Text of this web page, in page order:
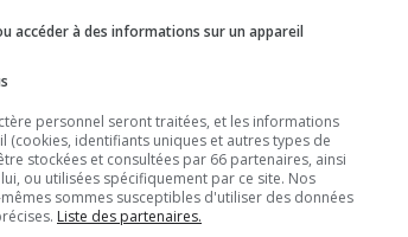
accéder à des informations sur un appareil
personnel seront traitées, et les informations
(cookies, identifiants uniques et autres types de
stockées et consultées par 66 partenaires, ainsi
ou utilisées spécifiquement par ce site. Nos
sommes susceptibles d'utiliser des données
Liste des partenaires.